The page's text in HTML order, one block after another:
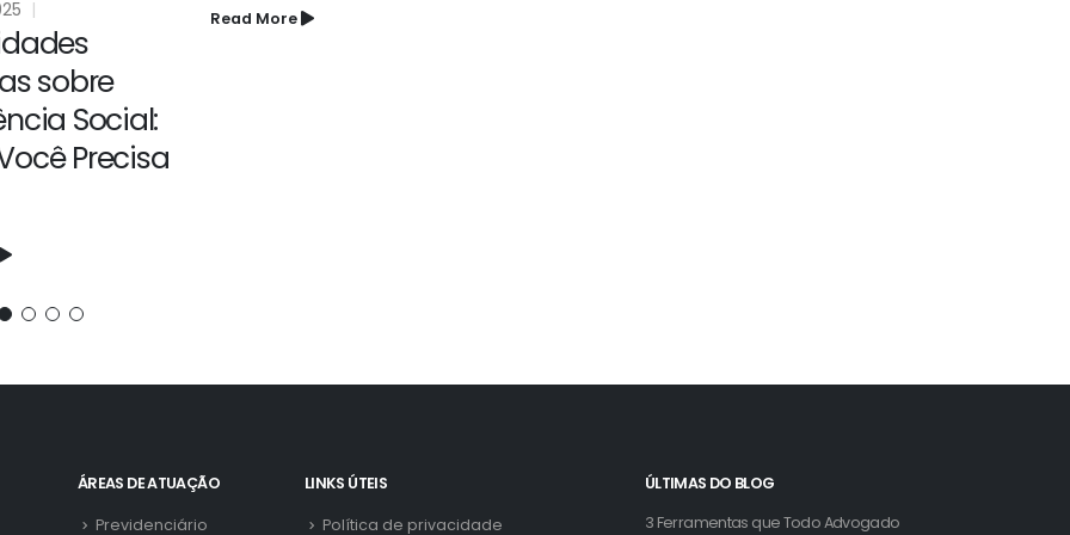
18/03/2025
ÁREAS DE ATUAÇÃO
Previdenciário
LINKS ÚTEIS
Política de privacidade
ÚLTIMAS DO BLOG
3 Ferramentas que Todo Advogado